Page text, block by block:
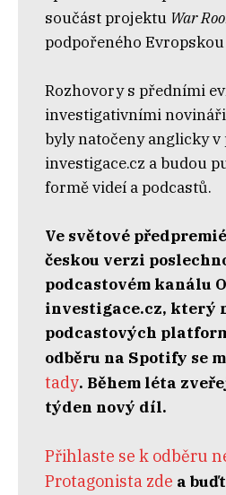
součást projektu War
podpořeného
Rozhovory s předními
investigativními
byly natočeny anglicky
investigace.cz a budou
formě videí a podcastů.
Ve světové
českou verzi
podcastovém kanálu
investigace.cz, který
podcastových
odběru na Spotify se
tady.⁠ Během léta
týden nový díl.
Přihlaste se k odběru
Protagonista zde a